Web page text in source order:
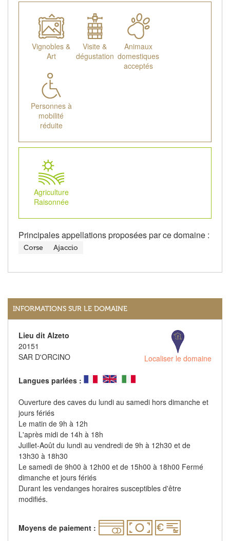
Vignobles &
Art
Visite &
dégustation
Animaux
domestiques
acceptés
Personnes à
mobilité
réduite
Agriculture
Raisonnée
Principales appellations proposées par ce domaine :
Corse Ajaccio
INFORMATIONS SUR LE DOMAINE
Lieu dit Alzeto
20151
SAR D'ORCINO
Localiser le domaine
Langues parlées :
Ouverture des caves du lundi au samedi hors dimanche et
jours fériés
Le matin de 9h à 12h
L'après midi de 14h à 18h
Juillet-Août du lundi au vendredi de 9h à 12h30 et de
13h30 à 18h30
Le samedi de 9h00 à 12h00 et de 15h00 à 18h00 Fermé
dimanche et jours fériés
Durant les vendanges horaires susceptibles d'être
modifiés.
Moyens de paiement :